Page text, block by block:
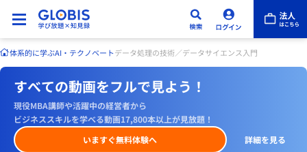
体系的に学ぶAI・テクノベートデータ処理の技術／データサイエンス入門
すべての動画をフルで見よう！
現役MBA講師や活躍中の経営者から
ビジネススキルを学べる動画17,800本以上が見放題！
いますぐ無料体験へ
詳細を見る